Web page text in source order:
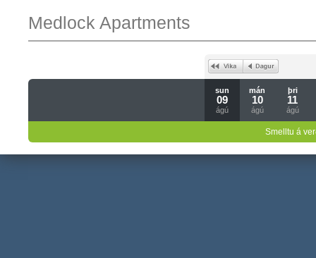
Medlock Apartments
sun
09
ágú
mán
10
ágú
þri
11
ágú
Smelltu á